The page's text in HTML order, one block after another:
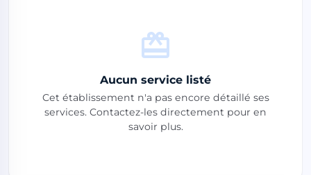
Aucun service listé
Cet établissement n'a pas encore détaillé ses
services. Contactez-les directement pour en
savoir plus.